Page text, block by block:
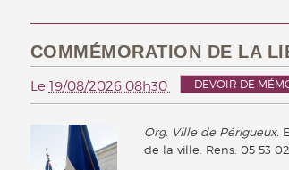
COMMÉMORATION DE LA
Le 19/08/2026 08h30 DEVOIR DE
Org. Ville de Périgueux.
de la ville. Rens. 05 53